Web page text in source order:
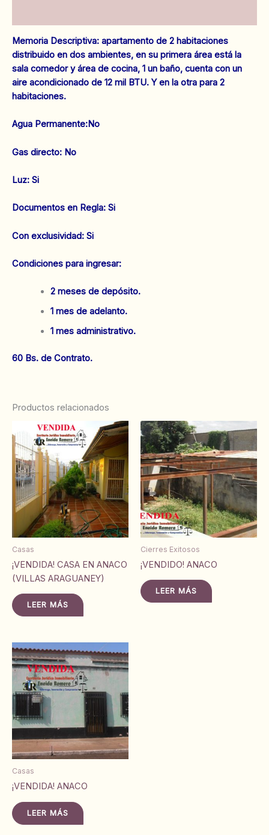
cantidad
Memoria Descriptiva: apartamento de 2 habitaciones
distribuido en dos ambientes, en su primera área está la
sala comedor y área de cocina, 1 un baño, cuenta con un
aire acondicionado de 12 mil BTU. Y en la otra para 2
habitaciones.
‌Agua Permanente:No
‌Gas directo: No
‌Luz: Si
‌‌Documentos en Regla: Si
Con exclusividad: Si
Condiciones para ingresar:
2 meses de depósito.
1 mes de adelanto.
1 mes administrativo.
60 Bs. de Contrato.
Productos relacionados
Casas
¡VENDIDA! CASA EN ANACO
(VILLAS ARAGUANEY)
LEER MÁS
Cierres Exitosos
¡VENDIDO! ANACO
LEER MÁS
Casas
¡VENDIDA! ANACO
LEER MÁS